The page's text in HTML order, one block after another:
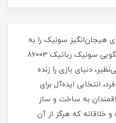
هیجان‌انگیز سونیک را به
خانه بیاورید؟ مینی فیگور لگویی سونیک رباتیک 86003
دنیای بازی را زنده
انتخابی ایده‌آل برای
به ساخت و ساز
خلاقانه که هرگز از آن